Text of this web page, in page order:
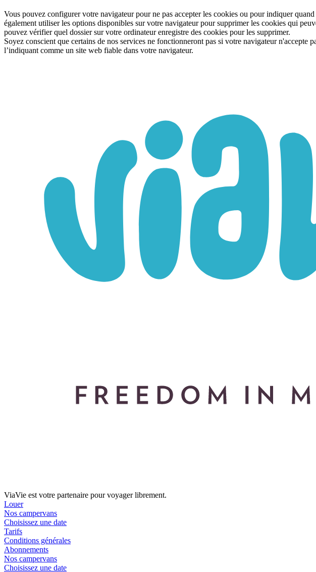
Vous pouvez configurer votre navigateur pour ne pas accepter les cookies ou pour indiquer
également utiliser les options disponibles sur votre navigateur pour supprimer les cookies qui
pouvez vérifier quel dossier sur votre ordinateur enregistre des cookies pour les supprimer.
Soyez conscient que certains de nos services ne fonctionneront pas si votre navigateur
l’indiquant comme un site web fiable dans votre navigateur.
ViaVie est votre partenaire pour voyager librement.
Louer
Nos campervans
Choisissez une date
Tarifs
Conditions générales
Abonnements
Nos campervans
Choisissez une date